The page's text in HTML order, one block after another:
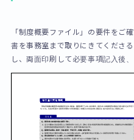
「制度概要ファイル」の要件をご
書を事務室まで取りにきてくださ
し、両面印刷して必要事項記入後、